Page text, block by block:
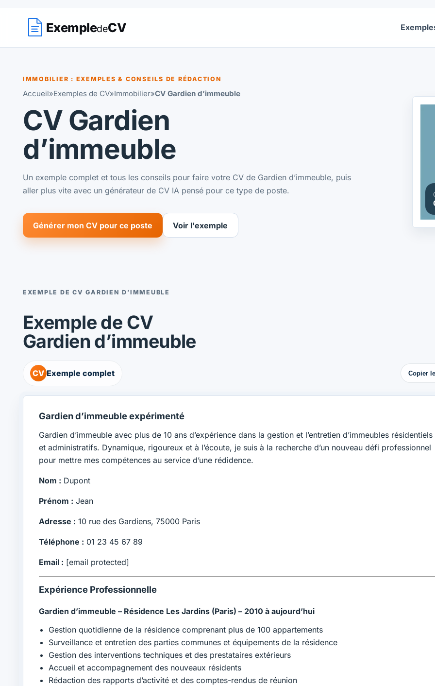
ExempledeCV
IMMOBILIER : EXEMPLES & CONSEILS DE RÉDACTION
Accueil»Exemples de CV»Immobilier»CV Gardien d’immeuble
CV Gardien
d’immeuble
Un exemple complet et tous les conseils pour faire votre CV de Gardien d’immeuble, puis
aller plus vite avec un générateur de CV IA pensé pour ce type de poste.
Générer mon CV pour ce poste Voir l'exemple
EXEMPLE DE CV GARDIEN D’IMMEUBLE
Exemple de CV
Gardien d’immeuble
CV Exemple complet Copier
Gardien d’immeuble expérimenté
Gardien d’immeuble avec plus de 10 ans d’expérience dans la gestion et l’entretien d’immeubles résidentiels
et administratifs. Dynamique, rigoureux et à l’écoute, je suis à la recherche d’un nouveau défi professionnel
pour mettre mes compétences au service d’une rédidence.
Nom : Dupont
Prénom : Jean
Adresse : 10 rue des Gardiens, 75000 Paris
Téléphone : 01 23 45 67 89
Email : [email protected]
Expérience Professionnelle
Gardien d’immeuble – Résidence Les Jardins (Paris) – 2010 à aujourd’hui
Gestion quotidienne de la résidence comprenant plus de 100 appartements
Surveillance et entretien des parties communes et équipements de la résidence
Gestion des interventions techniques et des prestataires extérieurs
Accueil et accompagnement des nouveaux résidents
Rédaction des rapports d’activité et des comptes-rendus de réunion